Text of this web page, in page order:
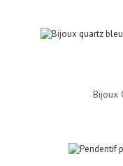
Bijoux